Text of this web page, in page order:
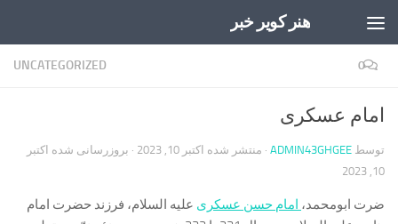
هنر کویر خبر
UNCATEGORIZED 0
امام عسکری
توسط ADMIN43GHGEE · منتشر شده اکتبر 10, 2023 · بروزرسانی شده اکتبر
10, 2023
ضرت ابومحمد، امام حسن عسکری علیه السلام، فرزند حضرت امام